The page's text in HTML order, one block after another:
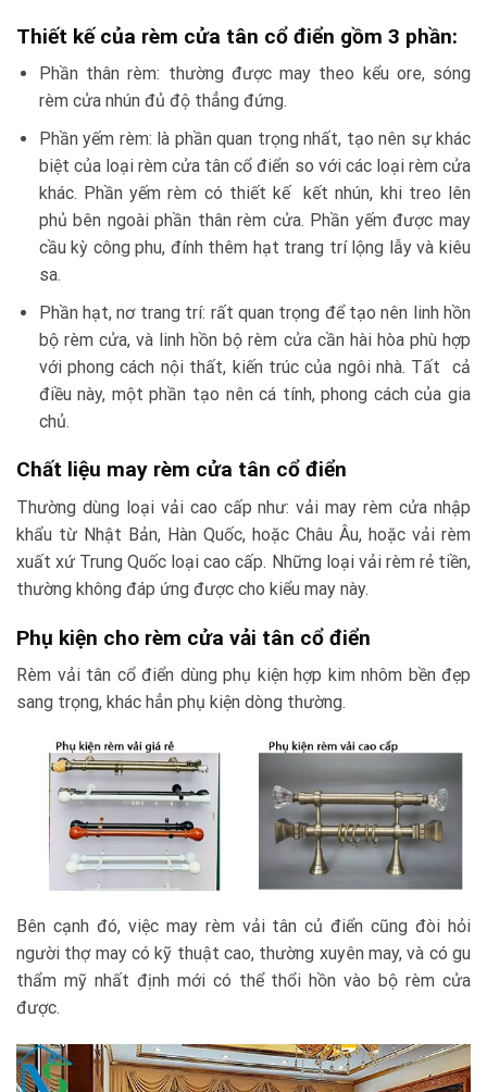
Thiết kế của rèm cửa tân cổ điển gồm 3 phần:
Phần thân rèm: thường được may theo kểu ore, sóng
rèm cửa nhún đủ độ thẳng đứng.
Phần yếm rèm: là phần quan trọng nhất, tạo nên sự khác
biệt của loại rèm cửa tân cổ điển so với các loại rèm cửa
khác. Phần yếm rèm có thiết kế kết nhún, khi treo lên
phủ bên ngoài phần thân rèm cửa. Phần yếm được may
cầu kỳ công phu, đính thêm hạt trang trí lộng lẫy và kiêu
sa.
Phần hạt, nơ trang trí: rất quan trọng để tạo nên linh hồn
bộ rèm cửa, và linh hồn bộ rèm cửa cần hài hòa phù hợp
với phong cách nội thất, kiến trúc của ngôi nhà. Tất cả
điều này, một phần tạo nên cá tính, phong cách của gia
chủ.
Chất liệu may rèm cửa tân cổ điển
Thường dùng loại vải cao cấp như: vải may rèm cửa nhập
khẩu từ Nhật Bản, Hàn Quốc, hoặc Châu Âu, hoặc vải rèm
xuất xứ Trung Quốc loại cao cấp. Những loại vải rèm rẻ tiền,
thường không đáp ứng được cho kiểu may này.
Phụ kiện cho rèm cửa vải tân cổ điển
Rèm vải tân cổ điển dùng phụ kiện hợp kim nhôm bền đẹp
sang trọng, khác hẳn phụ kiện dòng thường.
Bên cạnh đó, việc may rèm vải tân củ điển cũng đòi hỏi
người thợ may có kỹ thuật cao, thường xuyên may, và có gu
thẩm mỹ nhất định mới có thể thổi hồn vào bộ rèm cửa
được.